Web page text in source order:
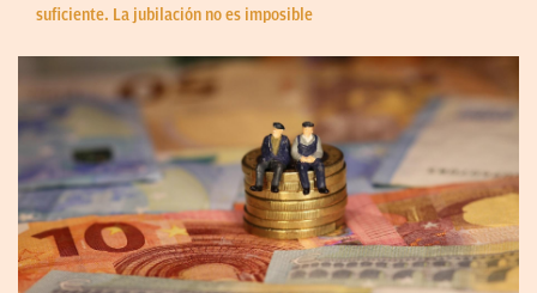
suficiente. La jubilación no es imposible